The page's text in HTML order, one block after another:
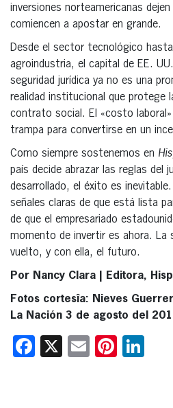
inversiones norteamericanas
comiencen a apostar en grande.
Desde el sector tecnológico
agroindustria, el capital de EE.
seguridad jurídica ya no es una
realidad institucional que protege
contrato social. El «costo laboral»
trampa para convertirse en un
Como siempre sostenemos en
país decide abrazar las reglas del
desarrollado, el éxito es
señales claras de que está lista
de que el empresariado
momento de invertir es ahora. La
vuelto, y con ella, el futuro.
Por Nancy Clara | Editora,
Fotos cortesîa: Nieves
La Nación 3 de agosto del
Facebook
X Email